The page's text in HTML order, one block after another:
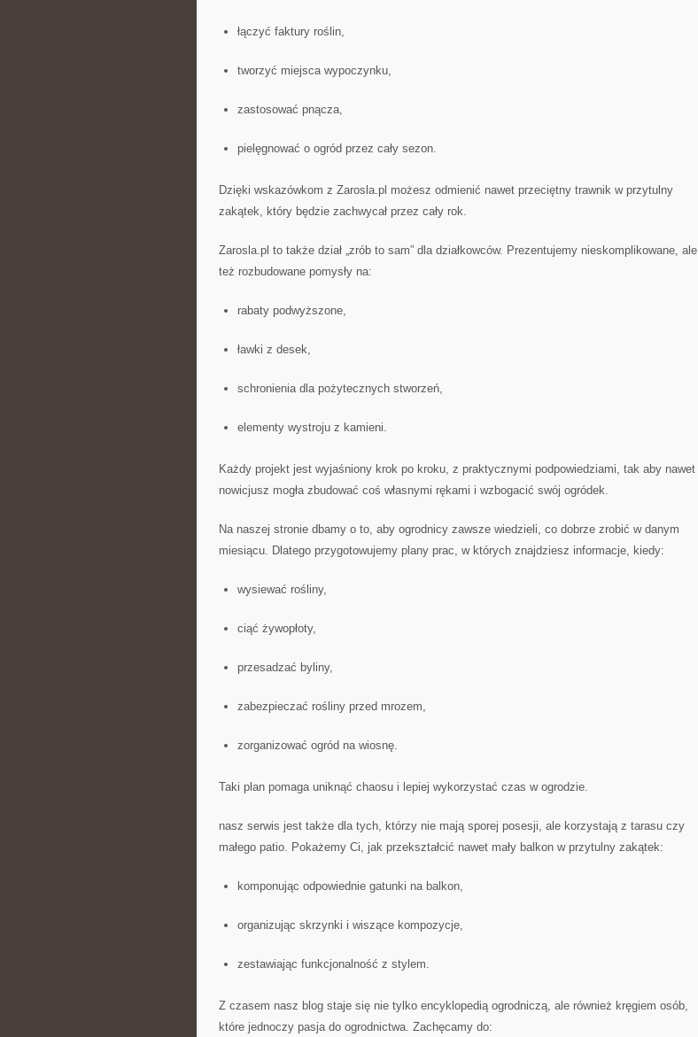
łączyć faktury roślin,
tworzyć miejsca wypoczynku,
zastosować pnącza,
pielęgnować o ogród przez cały sezon.
Dzięki wskazówkom z Zarosla.pl możesz odmienić nawet przeciętny trawnik w przytulny
zakątek, który będzie zachwycał przez cały rok.
Zarosla.pl to także dział „zrób to sam” dla działkowców. Prezentujemy nieskomplikowane, ale
też rozbudowane pomysły na:
rabaty podwyższone,
ławki z desek,
schronienia dla pożytecznych stworzeń,
elementy wystroju z kamieni.
Każdy projekt jest wyjaśniony krok po kroku, z praktycznymi podpowiedziami, tak aby nawet
nowicjusz mogła zbudować coś własnymi rękami i wzbogacić swój ogródek.
Na naszej stronie dbamy o to, aby ogrodnicy zawsze wiedzieli, co dobrze zrobić w danym
miesiącu. Dlatego przygotowujemy plany prac, w których znajdziesz informacje, kiedy:
wysiewać rośliny,
ciąć żywopłoty,
przesadzać byliny,
zabezpieczać rośliny przed mrozem,
zorganizować ogród na wiosnę.
Taki plan pomaga uniknąć chaosu i lepiej wykorzystać czas w ogrodzie.
nasz serwis jest także dla tych, którzy nie mają sporej posesji, ale korzystają z tarasu czy
małego patio. Pokażemy Ci, jak przekształcić nawet mały balkon w przytulny zakątek:
komponując odpowiednie gatunki na balkon,
organizując skrzynki i wiszące kompozycje,
zestawiając funkcjonalność z stylem.
Z czasem nasz blog staje się nie tylko encyklopedią ogrodniczą, ale również kręgiem osób,
które jednoczy pasja do ogrodnictwa. Zachęcamy do: